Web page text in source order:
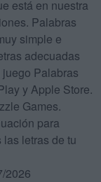
está en nuestra
Palabras
simple e
adecuadas
Palabras
y Apple Store.
Games.
para
letras de tu
2026